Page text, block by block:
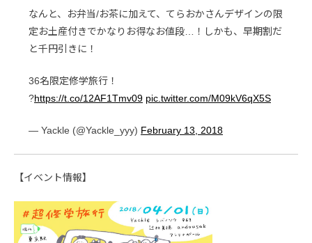
なんと、お弁当/お茶に加えて、てらおかさんデザインの限
定お土産付きでかなりお得なお値段…！しかも、早期割だ
と千円引きに！
36名限定修学旅行！
?https://t.co/12AF1Tmv09 pic.twitter.com/M09kV6qX5S
— Yackle (@Yackle_yyy) February 13, 2018
【イベント情報】